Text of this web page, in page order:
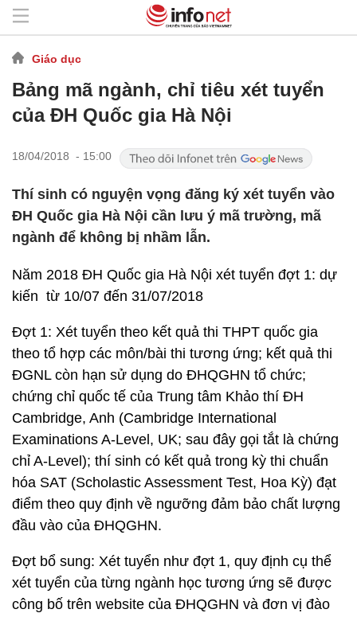
Giáo dục
Bảng mã ngành, chỉ tiêu xét tuyển
của ĐH Quốc gia Hà Nội
18/04/2018 - 15:00
Thí sinh có nguyện vọng đăng ký xét tuyển vào
ĐH Quốc gia Hà Nội cần lưu ý mã trường, mã
ngành để không bị nhầm lẫn.
Năm 2018 ĐH Quốc gia Hà Nội xét tuyển đợt 1: dự
kiến từ 10/07 đến 31/07/2018
Đợt 1: Xét tuyển theo kết quả thi THPT quốc gia
theo tổ hợp các môn/bài thi tương ứng; kết quả thi
ĐGNL còn hạn sử dụng do ĐHQGHN tổ chức;
chứng chỉ quốc tế của Trung tâm Khảo thí ĐH
Cambridge, Anh (Cambridge International
Examinations A-Level, UK; sau đây gọi tắt là chứng
chỉ A-Level); thí sinh có kết quả trong kỳ thi chuẩn
hóa SAT (Scholastic Assessment Test, Hoa Kỳ) đạt
điểm theo quy định về ngưỡng đảm bảo chất lượng
đầu vào của ĐHQGHN.
Đợt bổ sung: Xét tuyển như đợt 1, quy định cụ thể
xét tuyển của từng ngành học tương ứng sẽ được
công bố trên website của ĐHQGHN và đơn vị đào